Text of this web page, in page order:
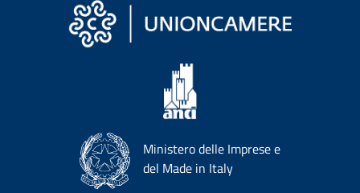
Ministero delle Imprese e
del Made in Italy